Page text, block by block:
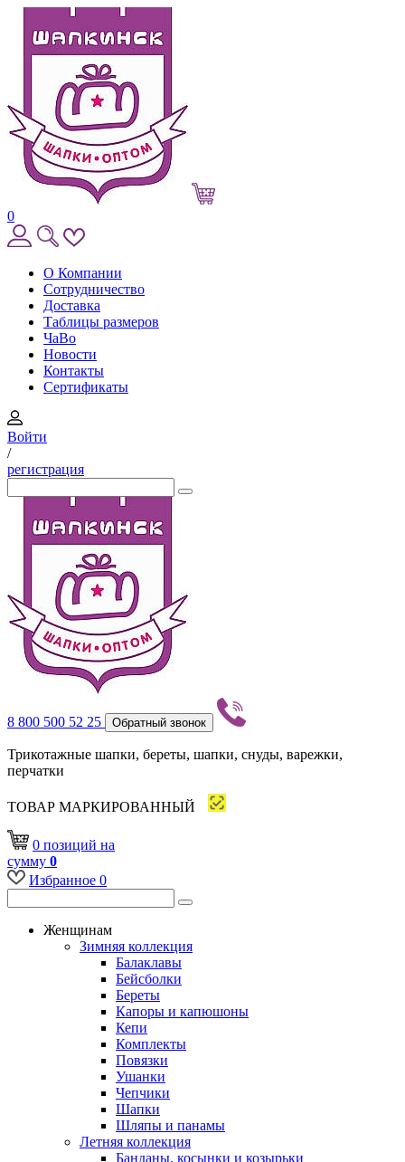
0
О Компании
Сотрудничество
Доставка
Таблицы размеров
ЧаВо
Новости
Контакты
Сертификаты
Войти
/
регистрация
8 800 500 52 25 Обратный звонок
Трикотажные шапки, береты, шапки, снуды, варежки,
перчатки
ТОВАР МАРКИРОВАННЫЙ
0 позиций на
сумму 0
Избранное 0
Женщинам
Зимняя коллекция
Балаклавы
Бейсболки
Береты
Капоры и капюшоны
Кепи
Комплекты
Повязки
Ушанки
Чепчики
Шапки
Шляпы и панамы
Летняя коллекция
Банданы, косынки и козырьки